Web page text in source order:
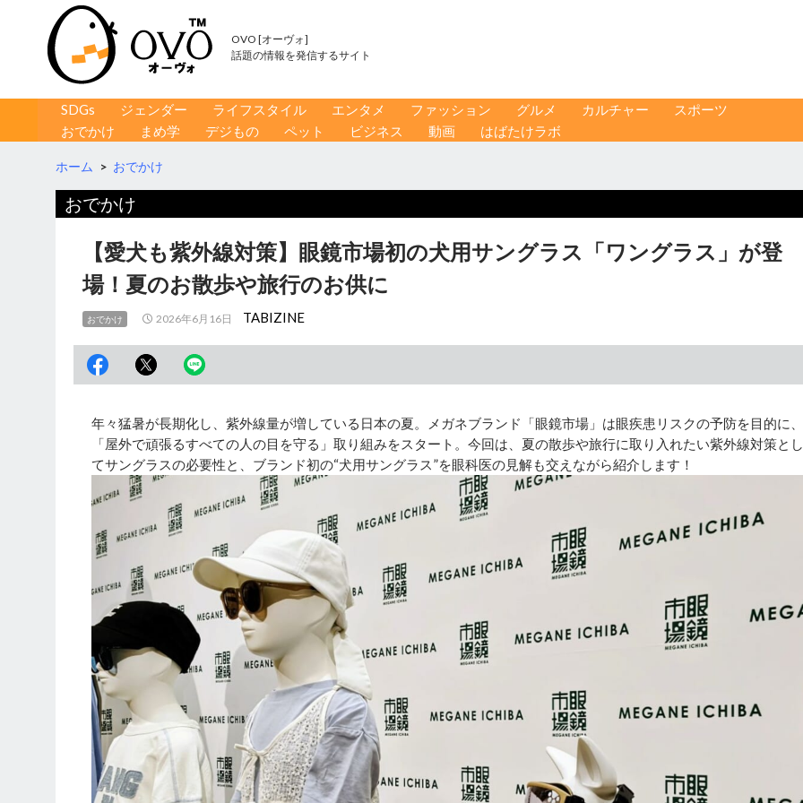
OVO [オーヴォ]
話題の情報を発信するサイト
コンテンツへ移動
SDGs ジェンダー ライフスタイル エンタメ ファッション グルメ カルチャー
スポーツ
おでかけ
まめ学 デジもの ペット ビジネス 動画 はばたけラボ
ホーム > おでかけ
おでかけ
【愛犬も紫外線対策】眼鏡市場初の犬用サングラス「ワングラス」が登
場！夏のお散歩や旅行のお供に
おでかけ 2026年6月16日 TABIZINE
年々猛暑が長期化し、紫外線量が増している日本の夏。メガネブランド「眼鏡市場」は眼疾患リスクの予防を目的に、
「屋外で頑張るすべての人の目を守る」取り組みをスタート。今回は、夏の散歩や旅行に取り入れたい紫外線対策とし
てサングラスの必要性と、ブランド初の“犬用サングラス”を眼科医の見解も交えながら紹介します！